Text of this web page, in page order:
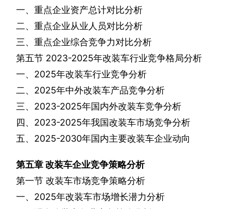
一、重点企业资产总计对比分析
二、重点企业从业人员对比分析
三、重点企业综合竞争力对比分析
第五节 2023-2025年改装车行业竞争格局分析
一、 2025年改装车行业竞争分析
二、 2025年中外改装车产品竞争分析
三、 2023-2025年国内外改装车竞争分析
四、 2023-2025年我国改装车市场竞争分析
五、 2025-2030年国内主要改装车企业动向
第五章改装车企业竞争策略分析
第一节 改装车市场竞争策略分析
一、 2025年改装车市场增长潜力分析